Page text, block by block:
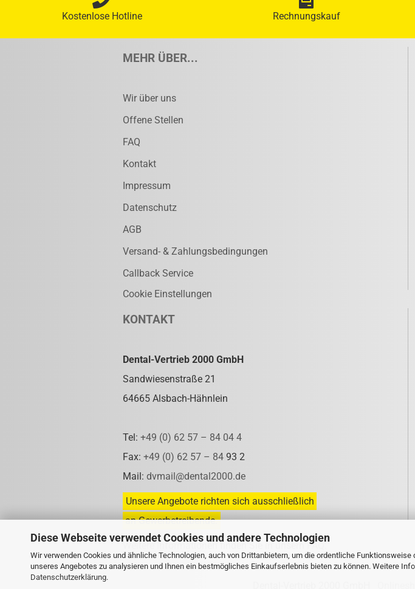
Diese Webseite verwendet Cookies und andere Technologien
Wir verwenden Cookies und ähnliche Technologien, auch von Drittanbietern, um die ordentliche
unseres Angebotes zu analysieren und Ihnen ein bestmögliches Einkaufserlebnis bieten zu können. Weitere
Datenschutzerklärung.
Kostenlose Hotline Rechnungskauf
MEHR ÜBER...
Wir über uns
Offene Stellen
FAQ
Kontakt
Impressum
Datenschutz
AGB
Versand- & Zahlungsbedingungen
Callback Service
Cookie Einstellungen
KONTAKT
Dental-Vertrieb 2000 GmbH
Sandwiesenstraße 21
64665 Alsbach-Hähnlein
Tel: +49 (0) 62 57 – 84 04 4
Fax: +49 (0) 62 57 – 84 93 2
Mail: dvmail@dental2000.de
Unsere Angebote richten sich ausschließlich
an Gewerbetreibende.
Weitere Informationen finden Sie in unsernFAQ.